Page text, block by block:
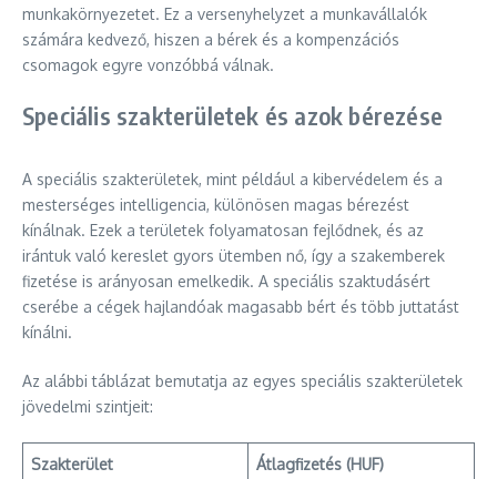
munkakörnyezetet. Ez a versenyhelyzet a munkavállalók
számára kedvező, hiszen a bérek és a kompenzációs
csomagok egyre vonzóbbá válnak.
Speciális szakterületek és azok bérezése
A speciális szakterületek, mint például a kibervédelem és a
mesterséges intelligencia, különösen magas bérezést
kínálnak. Ezek a területek folyamatosan fejlődnek, és az
irántuk való kereslet gyors ütemben nő, így a szakemberek
fizetése is arányosan emelkedik. A speciális szaktudásért
cserébe a cégek hajlandóak magasabb bért és több juttatást
kínálni.
Az alábbi táblázat bemutatja az egyes speciális szakterületek
jövedelmi szintjeit:
Szakterület Átlagfizetés (HUF)